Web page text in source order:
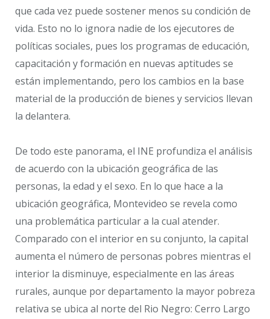
que cada vez puede sostener menos su condición de
vida. Esto no lo ignora nadie de los ejecutores de
políticas sociales, pues los programas de educación,
capacitación y formación en nuevas aptitudes se
están implementando, pero los cambios en la base
material de la producción de bienes y servicios llevan
la delantera.
De todo este panorama, el INE profundiza el análisis
de acuerdo con la ubicación geográfica de las
personas, la edad y el sexo. En lo que hace a la
ubicación geográfica, Montevideo se revela como
una problemática particular a la cual atender.
Comparado con el interior en su conjunto, la capital
aumenta el número de personas pobres mientras el
interior la disminuye, especialmente en las áreas
rurales, aunque por departamento la mayor pobreza
relativa se ubica al norte del Rio Negro: Cerro Largo